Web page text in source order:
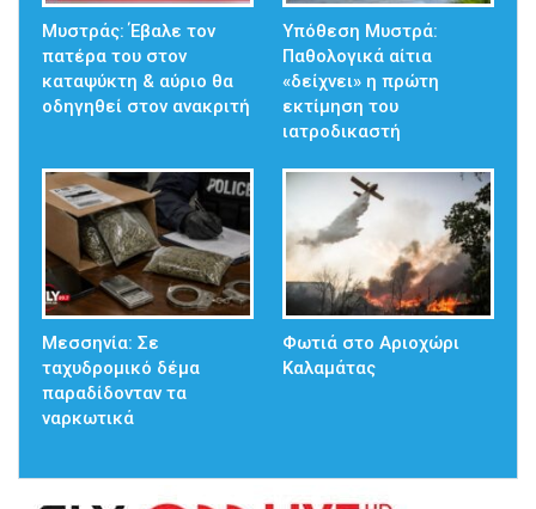
Μυστράς: Έβαλε τον
πατέρα του στον
καταψύκτη & αύριο θα
οδηγηθεί στον ανακριτή
Υπόθεση Μυστρά:
Παθολογικά αίτια
«δείχνει» η πρώτη
εκτίμηση του
ιατροδικαστή
Μεσσηνία: Σε
ταχυδρομικό δέμα
παραδίδονταν τα
ναρκωτικά
Φωτιά στο Αριοχώρι
Καλαμάτας